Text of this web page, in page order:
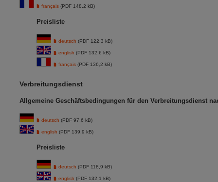
français (PDF 148,2 kB)
Preisliste
deutsch (PDF 122,3 kB)
english (PDF 132.6 kB)
français (PDF 136,2 kB)
Verbreitungsdienst
Allgemeine Geschäftsbedingungen für den Verbreitungsdienst
deutsch (PDF 97,6 kB)
english (PDF 139.9 kB)
Preisliste
deutsch (PDF 118,9 kB)
english (PDF 132.1 kB)